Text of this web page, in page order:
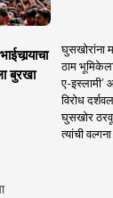
बुरखा
घुसखोरांना
ठाम
ए-इस्लामी’
विरोध
घुसखोर
त्यांची